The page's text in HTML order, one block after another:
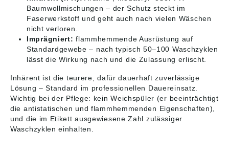
Baumwollmischungen – der Schutz steckt im
Faserwerkstoff und geht auch nach vielen Wäschen
nicht verloren.
Imprägniert: flammhemmende Ausrüstung auf
Standardgewebe – nach typisch 50–100 Waschzyklen
lässt die Wirkung nach und die Zulassung erlischt.
Inhärent ist die teurere, dafür dauerhaft zuverlässige
Lösung – Standard im professionellen Dauereinsatz.
Wichtig bei der Pflege: kein Weichspüler (er beeinträchtigt
die antistatischen und flammhemmenden Eigenschaften),
und die im Etikett ausgewiesene Zahl zulässiger
Waschzyklen einhalten.